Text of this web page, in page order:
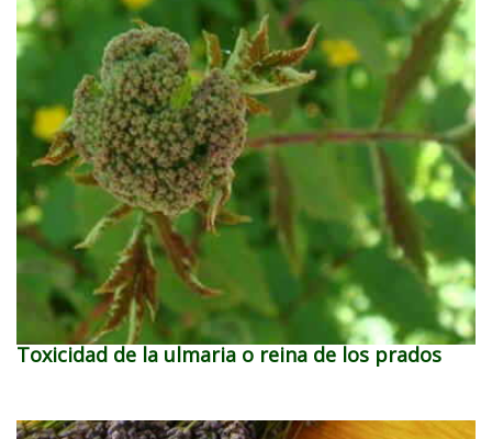
Toxicidad de la ulmaria o reina de los prados